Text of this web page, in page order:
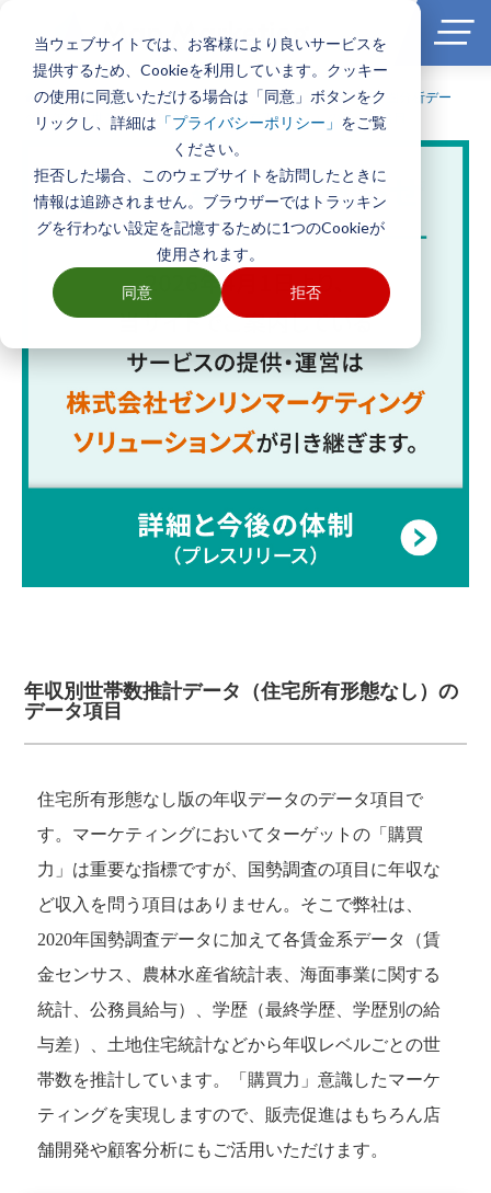
当ウェブサイトでは、お客様により良いサービスを
提供するため、Cookieを利用しています。クッキー
の使用に同意いただける場合は「同意」ボタンをク
リックし、詳細は 「プライバシーポリシー」 をご覧
ください。
拒否した場合、このウェブサイトを訪問したときに
情報は追跡されません。ブラウザーではトラッキン
グを行わない設定を記憶するために1つのCookieが
使用されます。
同意 拒否
ホーム> 製品とサービス一覧>エリアマーケティング・商圏分析デー
タ>年収別世帯数推計データ（住宅所有形態なし）のデータ項目
年収別世帯数推計データ（住宅所有形態なし）の
データ項目
住宅所有形態なし版の年収データのデータ項目で
す。マーケティングにおいてターゲットの「購買
力」は重要な指標ですが、国勢調査の項目に年収な
ど収入を問う項目はありません。そこで弊社は、
2020年国勢調査データに加えて各賃金系データ（賃
金センサス、農林水産省統計表、海面事業に関する
統計、公務員給与）、学歴（最終学歴、学歴別の給
与差）、土地住宅統計などから年収レベルごとの世
帯数を推計しています。「購買力」意識したマーケ
ティングを実現しますので、販売促進はもちろん店
舗開発や顧客分析にもご活用いただけます。